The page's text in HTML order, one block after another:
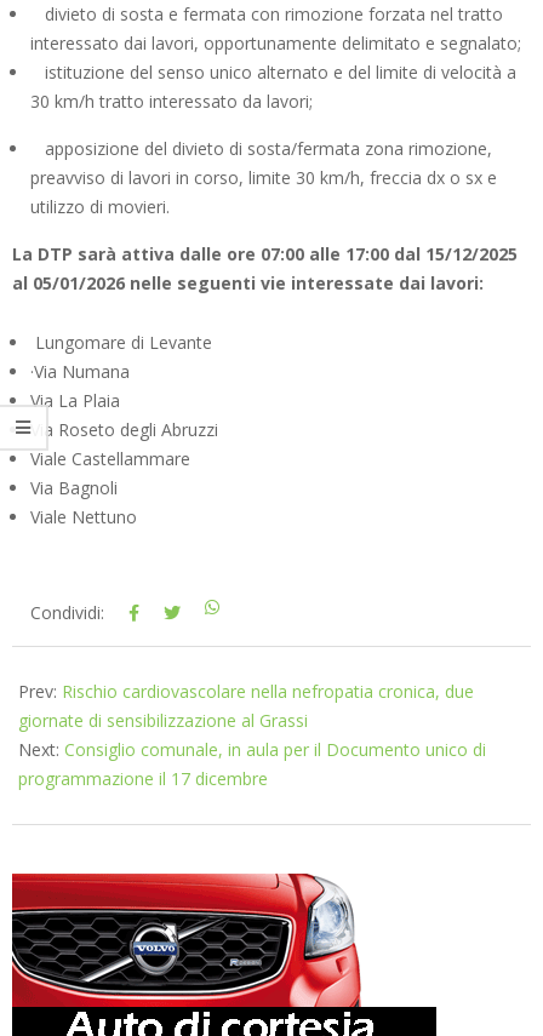
divieto di sosta e fermata con rimozione forzata nel tratto
interessato dai lavori, opportunamente delimitato e segnalato;
istituzione del senso unico alternato e del limite di velocità a
30 km/h tratto interessato da lavori;
apposizione del divieto di sosta/fermata zona rimozione,
preavviso di lavori in corso, limite 30 km/h, freccia dx o sx e
utilizzo di movieri.
La DTP sarà attiva dalle ore 07:00 alle 17:00 dal 15/12/2025
al 05/01/2026 nelle seguenti vie interessate dai lavori:
Lungomare di Levante
·Via Numana
Via La Plaia
Via Roseto degli Abruzzi
Viale Castellammare
Via Bagnoli
Viale Nettuno
2025-
Condividi:
Prev: Rischio cardiovascolare nella nefropatia cronica, due
giornate di sensibilizzazione al Grassi
Next: Consiglio comunale, in aula per il Documento unico di
programmazione il 17 dicembre